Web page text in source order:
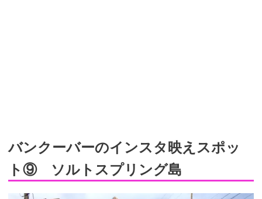
バンクーバーのインスタ映えスポッ
ト⑨ ソルトスプリング島